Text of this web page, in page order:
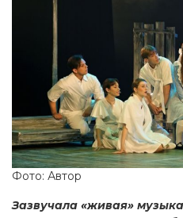
Фото: Автор
Зазвучала «живая»